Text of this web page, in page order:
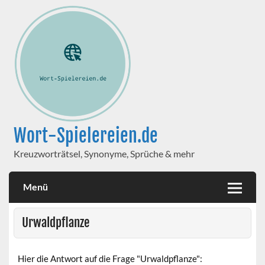
Wort-Spielereien.de
Kreuzworträtsel, Synonyme, Sprüche & mehr
Menü
Urwaldpflanze
Hier die Antwort auf die Frage "Urwaldpflanze":